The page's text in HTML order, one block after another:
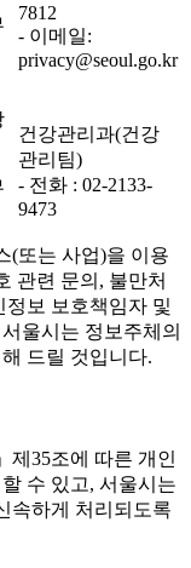
7812
- 이메일:
privacy@seoul.go.kr
건강관리과(건강
관리팀)
- 전화 : 02-2133-
9473
(또는 사업)을 이용
관련 문의, 불만처
보 보호책임자 및
울시는 정보주체의
드릴 것입니다.
35조에 따른 개인
수 있고, 서울시는
속하게 처리되도록